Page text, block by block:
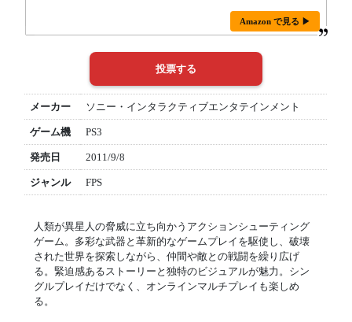
Amazon で見る ▶
メーカー ソニー・インタラクティブエンタテインメント
ゲーム機 PS3
発売日 2011/9/8
ジャンル FPS
人類が異星人の脅威に立ち向かうアクションシューティング
ゲーム。多彩な武器と革新的なゲームプレイを駆使し、破壊
された世界を探索しながら、仲間や敵との戦闘を繰り広げ
る。緊迫感あるストーリーと独特のビジュアルが魅力。シン
グルプレイだけでなく、オンラインマルチプレイも楽しめ
る。